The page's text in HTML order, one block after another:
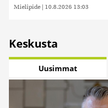
Mielipide | 10.8.2026 13:03
Keskusta
Uusimmat